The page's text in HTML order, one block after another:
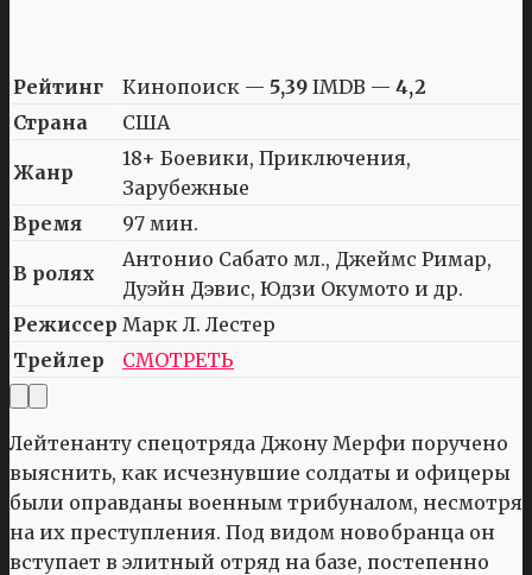
Рейтинг Кинопоиск — 5,39 IMDB — 4,2
Страна
США
Жанр
18+ Боевики, Приключения,
Зарубежные
Время
97 мин.
В ролях
Антонио Сабато мл., Джеймс Римар,
Дуэйн Дэвис, Юдзи Окумото и др.
Режиссер Марк Л. Лестер
Трейлер
СМОТРЕТЬ
Лейтенанту спецотряда Джону Мерфи поручено
выяснить, как исчезнувшие солдаты и офицеры
были оправданы военным трибуналом, несмотря
на их преступления. Под видом новобранца он
вступает в элитный отряд на базе, постепенно